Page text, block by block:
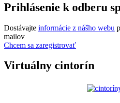
Prihlásenie k odberu
Dostávajte informácie z nášho webu
mailov
Chcem sa zaregistrovať
Virtuálny cintorín